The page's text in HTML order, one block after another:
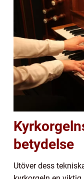
betydelse
Utöver dess